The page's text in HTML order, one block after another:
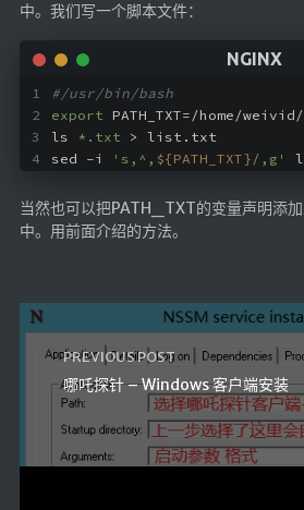
中。我们写一个脚本文件：
#/usr/bin/bash
export PATH_TXT=/home/
ls
*.txt > list.txt
sed -i
's,^, ${PATH_TXT}/,g'
当然也可以把PATH_TXT的变量声明添
中。用前面介绍的方法。
PREVIOUS POST
哪吒探针 – Windows 客户端安装
低价开会员